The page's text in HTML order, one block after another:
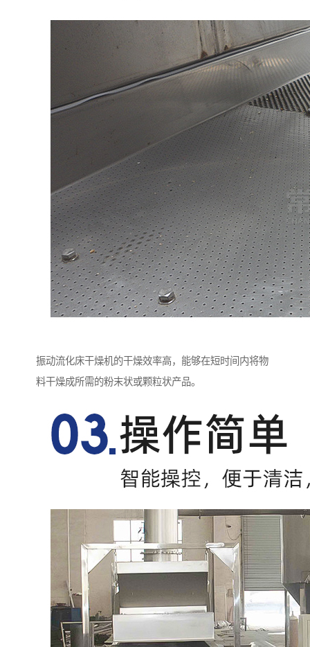
振动流化床干燥机的干燥效率高，能够在短时间内将物
料干燥成所需的粉末状或颗粒状产品。